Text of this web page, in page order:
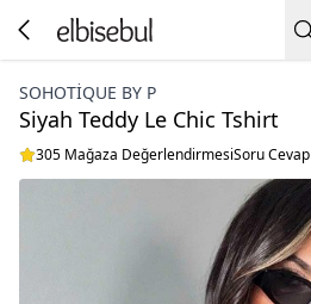
SOHOTIQUE BY P
Siyah Teddy Le Chic Tshirt
305 Mağaza DeğerlendirmesiSoru Cevap